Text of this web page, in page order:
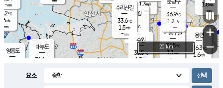
℃
m/s
mm
영흥도
1.3m/s
- mm
용인
36.3℃
1.6m/s
1.8m/s
-mm
대부도
31.1
의왕
- ℃
m/s
mm
기흥구갈
36.5℃
1.1m/s
-
수리산길
33.6℃
1.5m/s
-mm
분당구
36.9℃
1.2m/s
-mm
-mm
수원
35.5℃
1.5 m/s
+
−
20 km
요소